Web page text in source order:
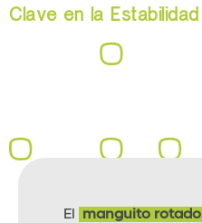
Clave en la
El manguito